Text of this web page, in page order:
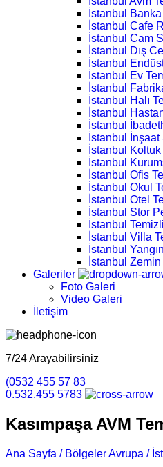
İstanbul
İstanbul Cafe
İstanbul Cam
İstanbul Dış
İstanbul
İstanbul Ev
İstanbul
İstanbul Halı
İstanbul
İstanbul
İstanbul İnşaat
İstanbul
İstanbul
İstanbul Ofis
İstanbul Okul
İstanbul Otel
İstanbul Stor
İstanbul
İstanbul Villa
İstanbul
İstanbul
Galeriler
Foto Galeri
Video Galeri
İletişim
7/24 Arayabilirsiniz
(0532 455 57 83
0.532.455 5783
Kasımpaşa AVM
Ana Sayfa / Bölgeler Avrupa /